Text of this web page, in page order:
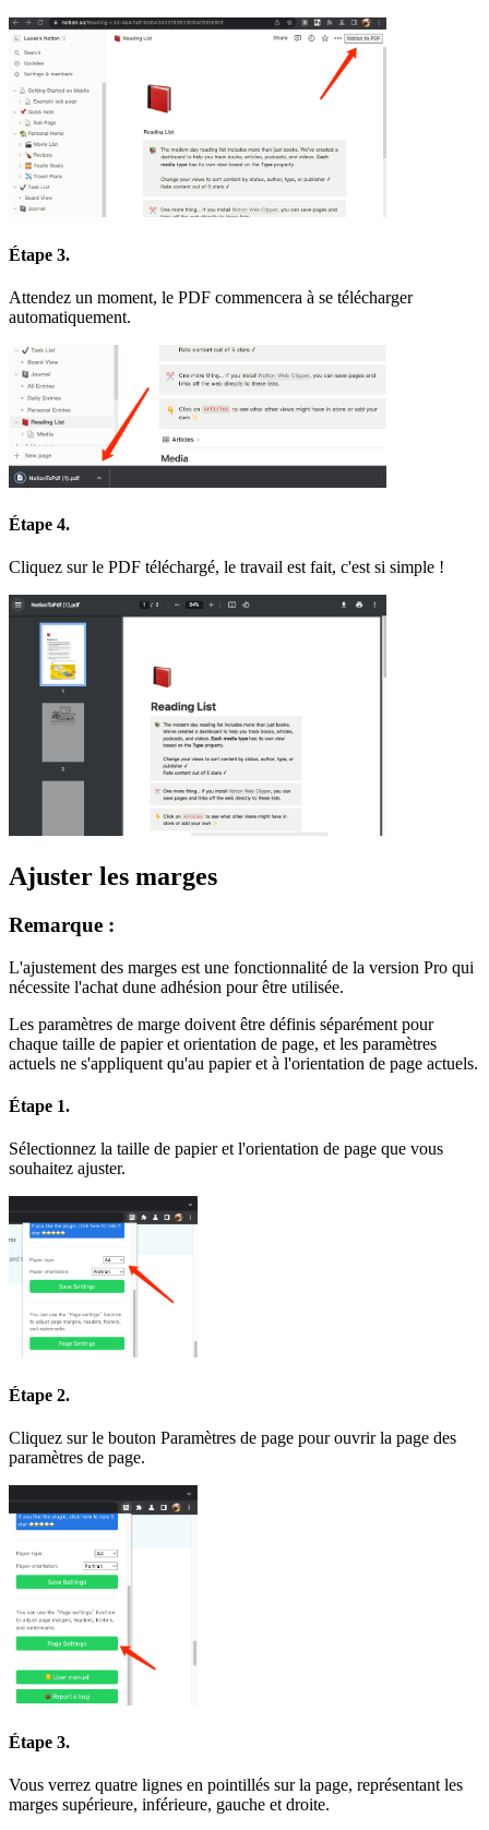
Étape 3.
Attendez un moment, le PDF commencera à se télécharger
automatiquement.
Étape 4.
Cliquez sur le PDF téléchargé, le travail est fait, c'est si simple !
Ajuster les marges
Remarque :
L'ajustement des marges est une fonctionnalité de la version Pro qui
nécessite l'achat dune adhésion pour être utilisée.
Les paramètres de marge doivent être définis séparément pour
chaque taille de papier et orientation de page, et les paramètres
actuels ne s'appliquent qu'au papier et à l'orientation de page actuels.
Étape 1.
Sélectionnez la taille de papier et l'orientation de page que vous
souhaitez ajuster.
Étape 2.
Cliquez sur le bouton Paramètres de page pour ouvrir la page des
paramètres de page.
Étape 3.
Vous verrez quatre lignes en pointillés sur la page, représentant les
marges supérieure, inférieure, gauche et droite.